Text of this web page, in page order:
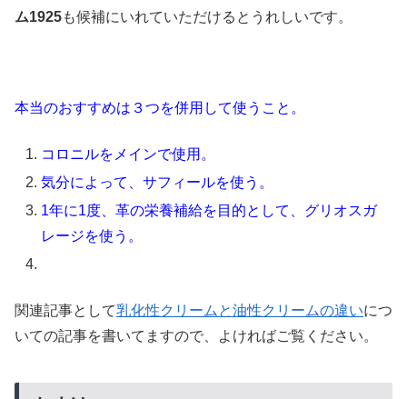
ム1925も候補にいれていただけるとうれしいです。
本当のおすすめは３つを併用して使うこと。
コロニルをメインで使用。
気分によって、サフィールを使う。
1年に1度、革の栄養補給を目的として、グリオスガ
レージを使う。
関連記事として乳化性クリームと油性クリームの違いにつ
いての記事を書いてますので、よければご覧ください。